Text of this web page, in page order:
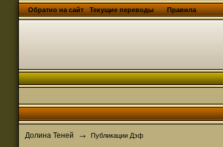
Обратно на сайт Текущие переводы Правила
Долина Теней → Публикации Дэф